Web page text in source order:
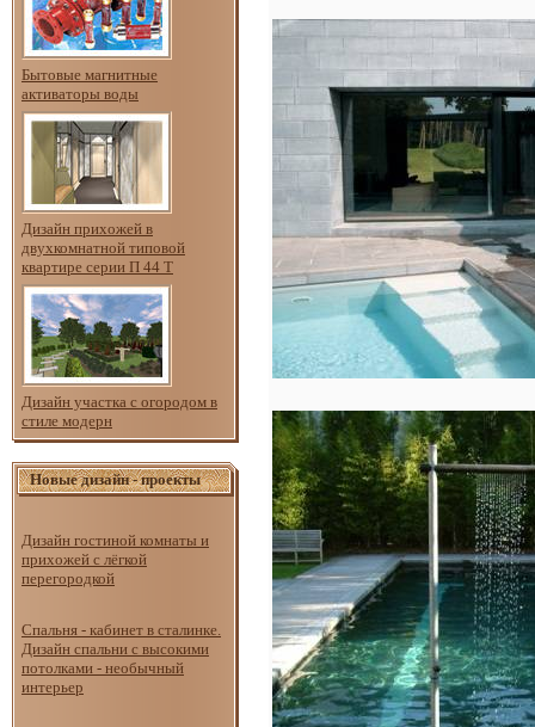
Бытовые магнитные
активаторы воды
Дизайн прихожей в
двухкомнатной типовой
квартире серии П 44 Т
Дизайн участка с огородом в
стиле модерн
Новые дизайн - проекты
Дизайн гостиной комнаты и
прихожей с лёгкой
перегородкой
Спальня - кабинет в сталинке.
Дизайн спальни с высокими
потолками - необычный
интерьер